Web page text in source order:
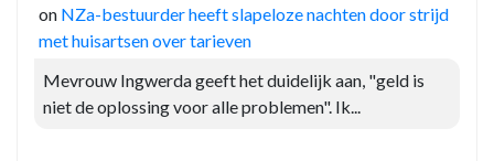
on NZa-bestuurder heeft slapeloze nachten door strijd
met huisartsen over tarieven
Mevrouw Ingwerda geeft het duidelijk aan, "geld is
niet de oplossing voor alle problemen". Ik...